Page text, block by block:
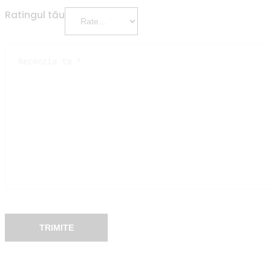
Ratingul tău